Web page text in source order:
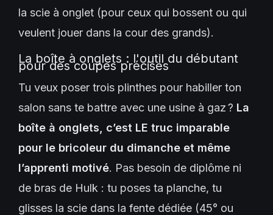
la scie à onglet (pour ceux qui bossent ou qui
veulent jouer dans la cour des grands).
La boîte à onglets : l'outil du débutant
pour des coupes précises
Tu veux poser trois plinthes pour habiller ton
salon sans te battre avec une usine à gaz ? La
boîte à onglets, c’est LE truc imparable
pour le bricoleur du dimanche et même
l’apprenti motivé. Pas besoin de diplôme ni
de bras de Hulk : tu poses ta planche, tu
glisses la scie dans la fente dédiée (45° ou